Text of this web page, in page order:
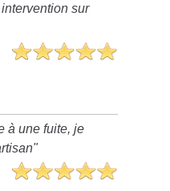
sur
à une fuite, je